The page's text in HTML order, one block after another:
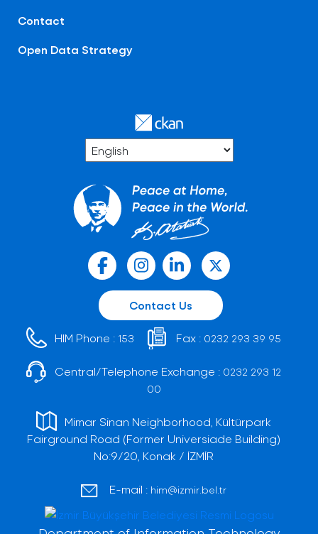
Contact
Open Data Strategy
Contact Us
HIM Phone : 153 Fax : 0232 293 39 95
Central/Telephone Exchange : 0232 293 12
00
Mimar Sinan Neighborhood, Kültürpark
Fairground Road (Former Universiade Building)
No:9/20, Konak / İZMİR
E-mail : him@izmir.bel.tr